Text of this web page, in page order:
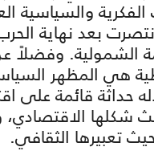
والسياسية
بعد نهاية الحرب
الشمولية. وفضلاً
هي المظهر
حداثة قائمة على
شكلها
تعبيرها الثقافي.